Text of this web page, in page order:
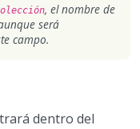
, el nombre de
será
campo.
dentro del